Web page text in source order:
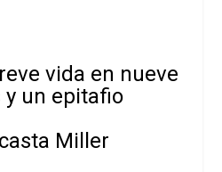
vida en nueve
y un epitafio
Miller